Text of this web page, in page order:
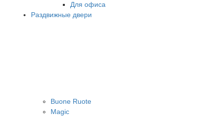
Для офиса
Раздвижные двери
Buone Ruote
Magic